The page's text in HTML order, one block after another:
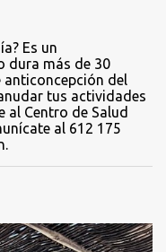
Es un
dura más de 30
del
tus actividades
al Centro de Salud
al 612 175